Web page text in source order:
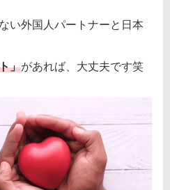
い外国人パートナーと日本
」があれば、大丈夫です笑